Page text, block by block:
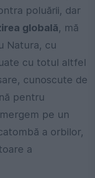
poluării, dar
globală, mă
Natura, cu
cu totul altfel
cunoscute de
pentru
pe un
a orbilor,
a